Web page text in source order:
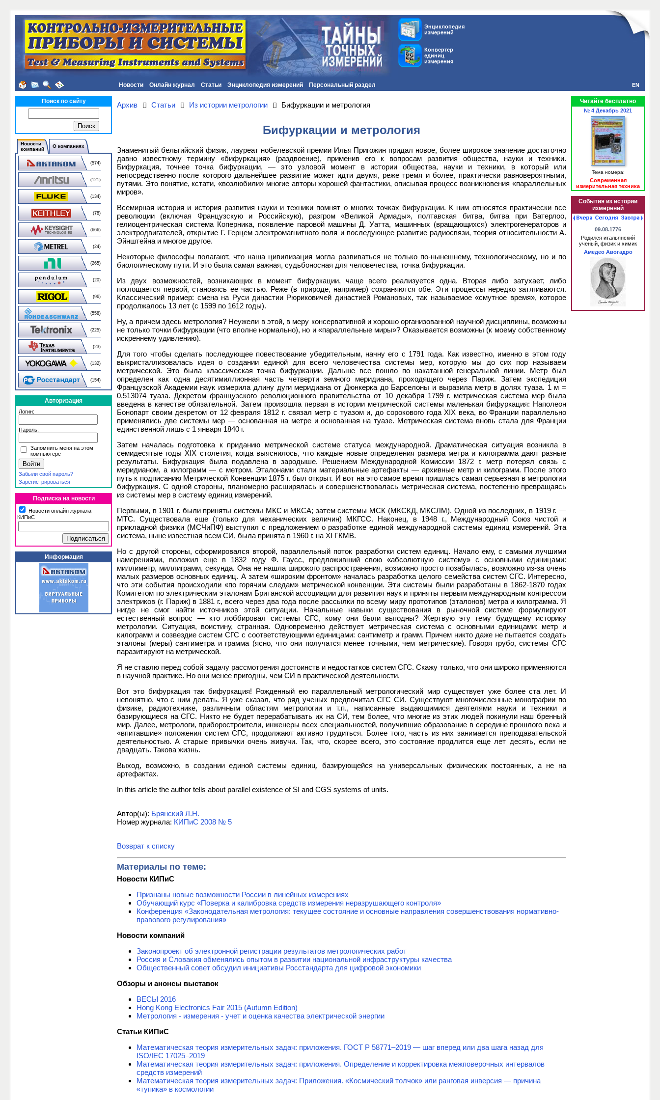
Энциклопедия
измерений
Конвертер
единиц
измерения
Новости Онлайн журнал Статьи Энциклопедия измерений Персональный раздел EN
Поиск по сайту
Новости
компаний
О компаниях
(574)
(121)
(134)
(78)
(666)
(24)
(265)
(20)
(96)
(558)
(225)
(23)
(132)
(154)
Авторизация
Логин:
Пароль:
Запомнить меня на этом
компьютере
Забыли свой пароль?
Зарегистрироваться
Подписка на новости
Новости онлайн журнала
КИПиС
Информация
Архив Статьи Из истории метрологии Бифуркации и метрология
Бифуркации и метрология
Знаменитый бельгийский физик, лауреат нобелевской премии Илья Пригожин придал новое, более широкое значение достаточно
давно известному термину «бифуркация» (раздвоение), применив его к вопросам развития общества, науки и техники.
Бифуркация, точнее точка бифуркации, — это узловой момент в истории общества, науки и техники, в который или
непосредственно после которого дальнейшее развитие может идти двумя, реже тремя и более, практически равновероятными,
путями. Это понятие, кстати, «возлюбили» многие авторы хорошей фантастики, описывая процесс возникновения «параллельных
миров».
Всемирная история и история развития науки и техники помнят о многих точках бифуркации. К ним относятся практически все
революции (включая Французскую и Российскую), разгром «Великой Армады», полтавская битва, битва при Ватерлоо,
гелиоцентрическая система Коперника, появление паровой машины Д. Уатта, машинных (вращающихся) электрогенераторов и
электродвигателей, открытие Г. Герцем электромагнитного поля и последующее развитие радиосвязи, теория относительности А.
Эйнштейна и многое другое.
Некоторые философы полагают, что наша цивилизация могла развиваться не только по-нынешнему, технологическому, но и по
биологическому пути. И это была самая важная, судьбоносная для человечества, точка бифуркации.
Из двух возможностей, возникающих в момент бифуркации, чаще всего реализуется одна. Вторая либо затухает, либо
поглощается первой, становясь ее частью. Реже (в природе, например) сохраняются обе. Эти процессы нередко затягиваются.
Классический пример: смена на Руси династии Рюриковичей династией Романовых, так называемое «смутное время», которое
продолжалось 13 лет (с 1599 по 1612 годы).
Ну, а причем здесь метрология? Неужели в этой, в меру консервативной и хорошо организованной научной дисциплины, возможны
не только точки бифуркации (что вполне нормально), но и «параллельные миры»? Оказывается возможны (к моему собственному
искреннему удивлению).
Для того чтобы сделать последующее повествование убедительным, начну его с 1791 года. Как известно, именно в этом году
выкристаллизовалась идея о создании единой для всего человечества системы мер, которую мы до сих пор называем
метрической. Это была классическая точка бифуркации. Дальше все пошло по накатанной генеральной линии. Метр был
определен как одна десятимиллионная часть четверти земного меридиана, проходящего через Париж. Затем экспедиция
Французской Академии наук измерила длину дуги меридиана от Дюнкерка до Барселоны и выразила метр в долях туаза. 1 м =
0,513074 туаза. Декретом французского революционного правительства от 10 декабря 1799 г. метрическая система мер была
введена в качестве обязательной. Затем произошла первая в истории метрической системы маленькая бифуркация: Наполеон
Бонопарт своим декретом от 12 февраля 1812 г. связал метр с туазом и, до сорокового года XIX века, во Франции параллельно
применялись две системы мер — основанная на метре и основанная на туазе. Метрическая система вновь стала для Франции
единственной лишь с 1 января 1840 г.
Затем началась подготовка к приданию метрической системе статуса международной. Драматическая ситуация возникла в
семидесятые годы XIX столетия, когда выяснилось, что каждые новые определения размера метра и килограмма дают разные
результаты. Бифуркация была подавлена в зародыше. Решением Международной Комиссии 1872 г. метр потерял связь с
меридианом, а килограмм — с метром. Эталонами стали материальные артефакты — архивные метр и килограмм. После этого
путь к подписанию Метрической Конвенции 1875 г. был открыт. И вот на это самое время пришлась самая серьезная в метрологии
бифуркация. С одной стороны, планомерно расширялась и совершенствовалась метрическая система, постепенно превращаясь
из системы мер в систему единиц измерений.
Первыми, в 1901 г. были приняты системы МКС и МКСА; затем системы МСК (МКСКД, МКСЛМ). Одной из последних, в 1919 г. —
МТС. Существовала еще (только для механических величин) МКГСС. Наконец, в 1948 г., Международный Союз чистой и
прикладной физики (МСЧиПФ) выступил с предложением о разработке единой международной системы единиц измерений. Эта
система, ныне известная всем СИ, была принята в 1960 г. на ХI ГКМВ.
Но с другой стороны, сформировался второй, параллельный поток разработки систем единиц. Начало ему, с самыми лучшими
намерениями, положил еще в 1832 году Ф. Гаусс, предложивший свою «абсолютную систему» с основными единицами:
миллиметр, миллиграмм, секунда. Она не нашла широкого распространения, возможно просто позабылась, возможно из-за очень
малых размеров основных единиц. А затем «широким фронтом» началась разработка целого семейства систем СГС. Интересно,
что эти события происходили «по горячим следам» метрической конвенции. Эти системы были разработаны в 1862-1870 годах
Комитетом по электрическим эталонам Британской ассоциации для развития наук и приняты первым международным конгрессом
электриков (г. Париж) в 1881 г., всего через два года после рассылки по всему миру прототипов (эталонов) метра и килограмма. Я
нигде не смог найти источников этой ситуации. Начальные навыки существования в рыночной системе формулируют
естественный вопрос — кто лоббировал системы СГС, кому они были выгодны? Жертвую эту тему будущему историку
метрологии. Ситуация, воистину, странная. Одновременно действует метрическая система с основными единицами: метр и
килограмм и созвездие систем СГС с соответствующими единицами: сантиметр и грамм. Причем никто даже не пытается создать
эталоны (меры) сантиметра и грамма (ясно, что они получатся менее точными, чем метрические). Говоря грубо, системы СГС
паразитируют на метрической.
Я не ставлю перед собой задачу рассмотрения достоинств и недостатков систем СГС. Скажу только, что они широко применяются
в научной практике. Но они менее пригодны, чем СИ в практической деятельности.
Вот это бифуркация так бифуркация! Рожденный ею параллельный метрологический мир существует уже более ста лет. И
непонятно, что с ним делать. Я уже сказал, что ряд ученых предпочитал СГС СИ. Существуют многочисленные монографии по
физике, радиотехнике, различным областям метрологии и т.п., написанные выдающимися деятелями науки и техники и
базирующиеся на СГС. Никто не будет перерабатывать их на СИ, тем более, что многие из этих людей покинули наш бренный
мир. Далее, метрологи, приборостроители, инженеры всех специальностей, получившие образование в середине прошлого века и
«впитавшие» положения систем СГС, продолжают активно трудиться. Более того, часть из них занимается преподавательской
деятельностью. А старые привычки очень живучи. Так, что, скорее всего, это состояние продлится еще лет десять, если не
двадцать. Такова жизнь.
Выход, возможно, в создании единой системы единиц, базирующейся на универсальных физических постоянных, а не на
артефактах.
In this article the author tells about parallel existence of SI and CGS systems of units.
Автор(ы): Брянский Л.Н.
Номер журнала: КИПиС 2008 № 5
Возврат к списку
Материалы по теме:
Новости КИПиС
Признаны новые возможности России в линейных измерениях
Обучающий курс «Поверка и калибровка средств измерения неразрушающего контроля»
Конференция «Законодательная метрология: текущее состояние и основные направления совершенствования нормативно-
правового регулирования»
Новости компаний
Законопроект об электронной регистрации результатов метрологических работ
Россия и Словакия обменялись опытом в развитии национальной инфраструктуры качества
Общественный совет обсудил инициативы Росстандарта для цифровой экономики
Обзоры и анонсы выставок
ВЕСЫ 2016
Hong Kong Electronics Fair 2015 (Autumn Edition)
Метрология - измерения - учет и оценка качества электрической энергии
Статьи КИПиС
Математическая теория измерительных задач: приложения. ГОСТ Р 58771–2019 — шаг вперед или два шага назад для
ISO/IEC 17025–2019
Математическая теория измерительных задач: приложения. Определение и корректировка межповерочных интервалов
средств измерений
Математическая теория измерительных задач: Приложения. «Космический толчок» или ранговая инверсия — причина
«тупика» в космологии
Читайте бесплатно
№ 4 Декабрь 2021
Тема номера:
Современная
измерительная техника
События из истории
измерений
09.08.1776
Родился итальянский
ученый, физик и химик
Амедео Авогадро